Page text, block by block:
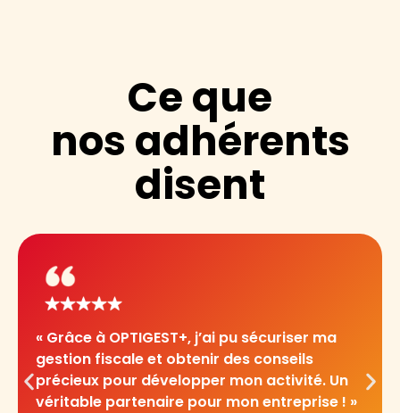
Ce que
nos adhérents
disent
« Grâce à OPTIGEST+, j’ai pu sécuriser ma
gestion fiscale et obtenir des conseils
précieux pour développer mon activité. Un
véritable partenaire pour mon entreprise ! »